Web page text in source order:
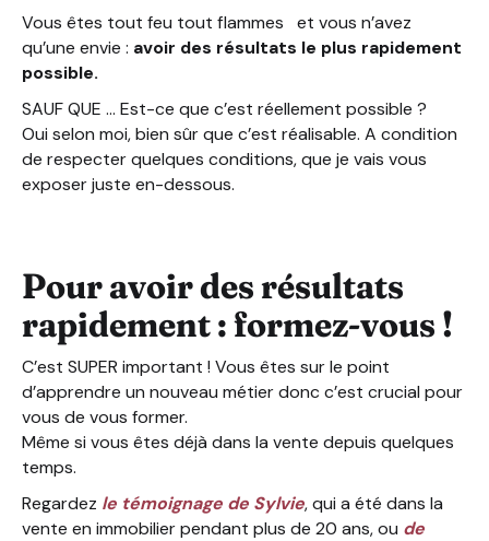
Vous êtes tout feu tout flammes et vous n’avez
qu’une envie : avoir des résultats le plus rapidement
possible.
SAUF QUE … Est-ce que c’est réellement possible ?
Oui selon moi, bien sûr que c’est réalisable. A condition
de respecter quelques conditions, que je vais vous
exposer juste en-dessous.
Pour avoir des résultats
rapidement : formez-vous !
C’est SUPER important ! Vous êtes sur le point
d’apprendre un nouveau métier donc c’est crucial pour
vous de vous former.
Même si vous êtes déjà dans la vente depuis quelques
temps.
Regardez le témoignage de Sylvie, qui a été dans la
vente en immobilier pendant plus de 20 ans, ou de